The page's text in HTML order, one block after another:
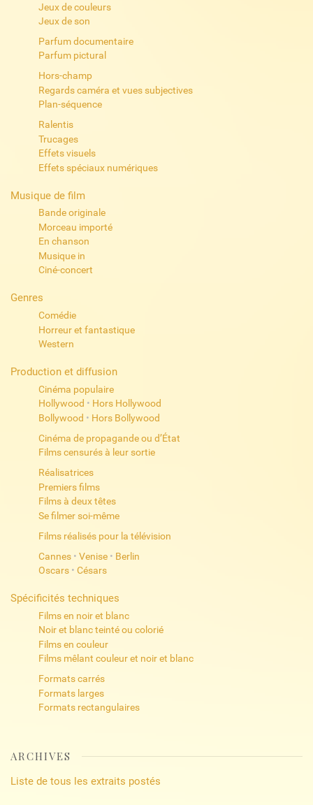
Jeux de couleurs
Jeux de son
Parfum documentaire
Parfum pictural
Hors-champ
Regards caméra et vues subjectives
Plan-séquence
Ralentis
Trucages
Effets visuels
Effets spéciaux numériques
Musique de film
Bande originale
Morceau importé
En chanson
Musique in
Ciné-concert
Genres
Comédie
Horreur et fantastique
Western
Production et diffusion
Cinéma populaire
Hollywood • Hors Hollywood
Bollywood • Hors Bollywood
Cinéma de propagande ou d’État
Films censurés à leur sortie
Réalisatrices
Premiers films
Films à deux têtes
Se filmer soi-même
Films réalisés pour la télévision
Cannes • Venise • Berlin
Oscars • Césars
Spécificités techniques
Films en noir et blanc
Noir et blanc teinté ou colorié
Films en couleur
Films mêlant couleur et noir et blanc
Formats carrés
Formats larges
Formats rectangulaires
ARCHIVES
Liste de tous les extraits postés